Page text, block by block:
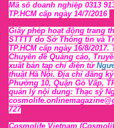
Mã số doanh nghiệp 0313
TP.HCM cấp ngày 14/7/2016
Giấy phép hoạt động trang
STTTT do Sở Thông tin và Tr
TP.HCM cấp ngày 16/8/
Chuyên đề Quảng cáo,
xuất bản tạp chí điện tử
thuật Hà Nội. Địa chỉ đăng
Phường 10, Quận Gò Vấp,
quản lý nội dung: Thạc sỹ
727
Cosmolife Vietnam